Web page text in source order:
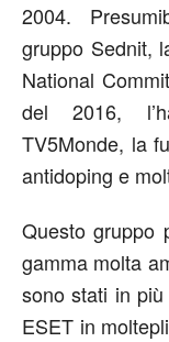
2004.
gruppo Sednit,
National
del 2016,
TV5Monde, la
antidoping e
Questo gruppo
gamma molta
sono stati in
ESET in